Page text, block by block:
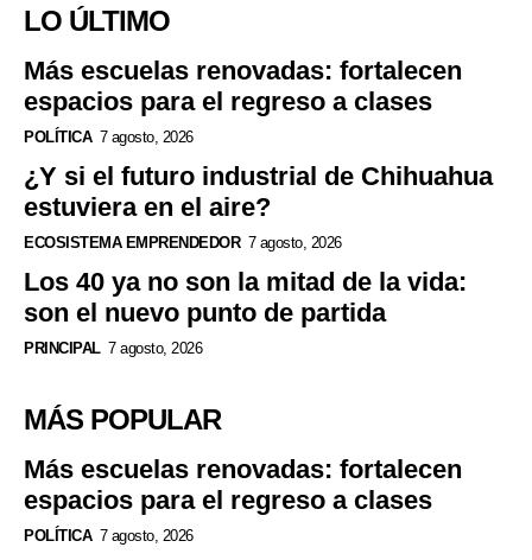
LO ÚLTIMO
Más escuelas renovadas: fortalecen
espacios para el regreso a clases
POLÍTICA 7 agosto, 2026
¿Y si el futuro industrial de Chihuahua
estuviera en el aire?
ECOSISTEMA EMPRENDEDOR 7 agosto, 2026
Los 40 ya no son la mitad de la vida:
son el nuevo punto de partida
PRINCIPAL 7 agosto, 2026
MÁS POPULAR
Más escuelas renovadas: fortalecen
espacios para el regreso a clases
POLÍTICA 7 agosto, 2026